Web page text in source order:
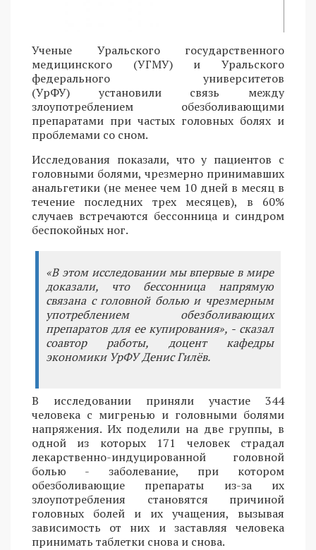
Ученые Уральского государственного
медицинского (УГМУ) и Уральского
федерального университетов
(УрФУ) установили связь между
злоупотреблением обезболивающими
препаратами при частых головных болях и
проблемами со сном.
Исследования показали, что у пациентов с
головными болями, чрезмерно принимавших
анальгетики (не менее чем 10 дней в месяц в
течение последних трех месяцев), в 60%
случаев встречаются бессонница и синдром
беспокойных ног.
«В этом исследовании мы впервые в мире
доказали, что бессонница напрямую
связана с головной болью и чрезмерным
употреблением обезболивающих
препаратов для ее купирования», - сказал
соавтор работы, доцент кафедры
экономики УрФУ Денис Гилёв.
В исследовании приняли участие 344
человека с мигренью и головными болями
напряжения. Их поделили на две группы, в
одной из которых 171 человек страдал
лекарственно-индуцированной головной
болью - заболевание, при котором
обезболивающие препараты из-за их
злоупотребления становятся причиной
головных болей и их учащения, вызывая
зависимость от них и заставляя человека
принимать таблетки снова и снова.